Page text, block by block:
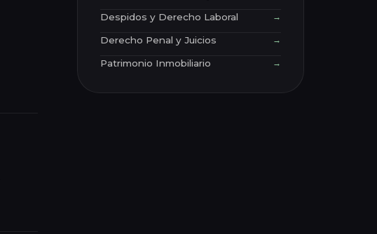
Despidos y Derecho Laboral →
Derecho Penal y Juicios →
Patrimonio Inmobiliario →